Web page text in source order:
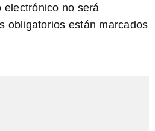
electrónico no será
obligatorios están marcados